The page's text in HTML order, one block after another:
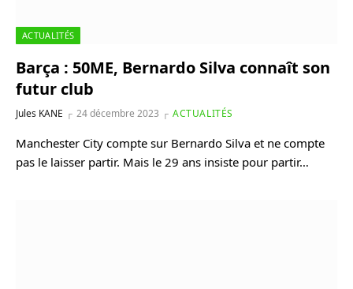
ACTUALITÉS
Barça : 50ME, Bernardo Silva connaît son
futur club
Jules KANE 24 décembre 2023 ACTUALITÉS
Manchester City compte sur Bernardo Silva et ne compte
pas le laisser partir. Mais le 29 ans insiste pour partir…